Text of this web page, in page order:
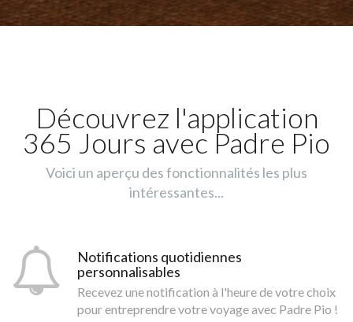
Découvrez l'application
365 Jours avec Padre Pio
Voici un aperçu des fonctionnalités les plus
intéressantes...
Notifications quotidiennes
personnalisables
Recevez une notification à l'heure de votre choix
pour entreprendre votre voyage avec Padre Pio !